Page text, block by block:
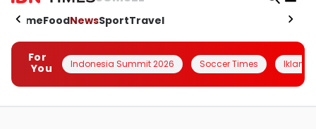
HomeFoodNewsSportTravel
For
You
Indonesia Summit 2026 Soccer Times Iklanin